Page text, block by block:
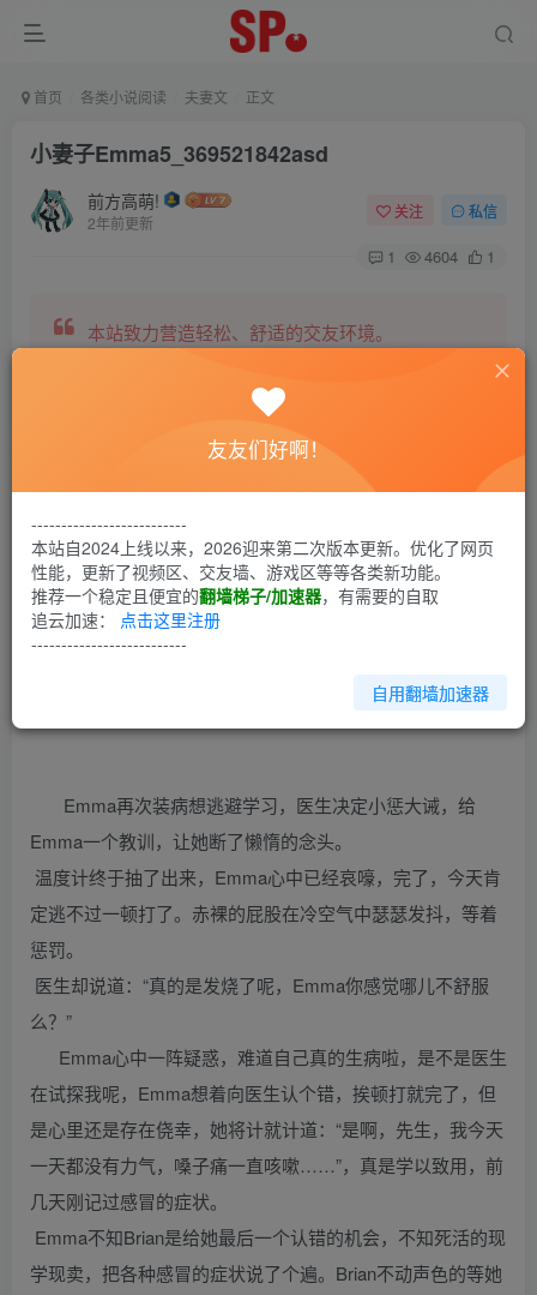
首页 各类小说阅读 夫妻文 正文
小妻子Emma5_369521842asd
前方高萌!
2年前更新
关注 私信
1 4604 1
本站致力营造轻松、舒适的交友环境。
另有小说阅读站点，网罗包括训诫文、腐文在内的
第1回
五、诊所的工作下
Emma再次装病想逃避学习，医生决定小惩大诫，给
Emma一个教训，让她断了懒惰的念头。
温度计终于抽了出来，Emma心中已经哀嚎，完了，今天肯
定逃不过一顿打了。赤裸的屁股在冷空气中瑟瑟发抖，等着
惩罚。
医生却说道：“真的是发烧了呢，Emma你感觉哪儿不舒服
么？”
Emma心中一阵疑惑，难道自己真的生病啦，是不是医生
在试探我呢，Emma想着向医生认个错，挨顿打就完了，但
是心里还是存在侥幸，她将计就计道：“是啊，先生，我今天
一天都没有力气，嗓子痛一直咳嗽……”，真是学以致用，前
几天刚记过感冒的症状。
Emma不知Brian是给她最后一个认错的机会，不知死活的现
学现卖，把各种感冒的症状说了个遍。Brian不动声色的等她
友友们好啊！
--------------------------
本站自2024上线以来，2026迎来第二次版本更新。优化了网页
性能，更新了视频区、交友墙、游戏区等等各类新功能。
推荐一个稳定且便宜的翻墙梯子/加速器，有需要的自取
追云加速： 点击这里注册
--------------------------
自用翻墙加速器